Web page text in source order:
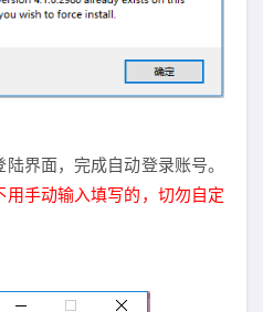
界面，完成自动登录账号。
手动输入填写的，切勿自定